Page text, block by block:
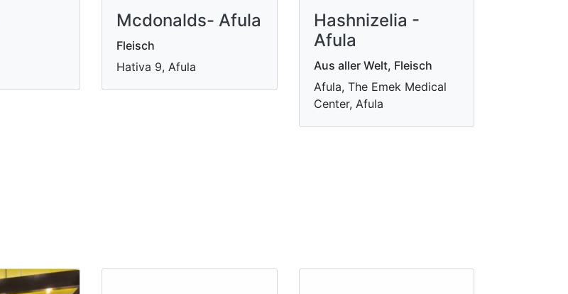
Mcdonalds- Afula
Fleisch
Hativa 9, Afula
Hashnizelia -
Afula
Aus aller Welt, Fleisch
Afula, The Emek Medical
Center, Afula